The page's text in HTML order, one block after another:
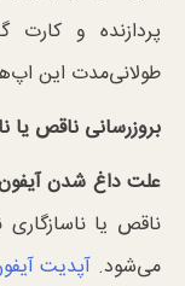
پردازنده و کارت
طولانی‌مدت این
بروزرسانی ناقص یا
علت داغ شدن
ناقص یا
می‌شود. آپدیت‌